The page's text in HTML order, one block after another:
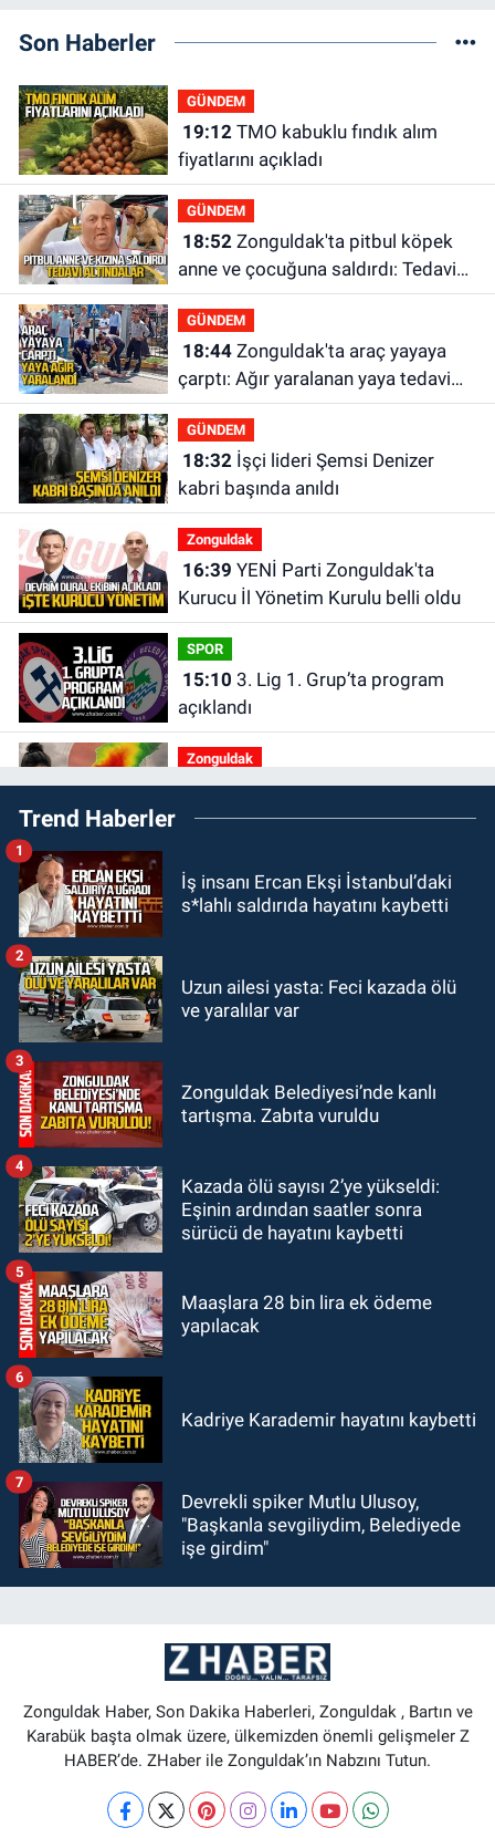
Son Haberler
GÜNDEM
19:12TMO kabuklu fındık alım
fiyatlarını açıkladı
GÜNDEM
18:52Zonguldak'ta pitbul köpek
anne ve çocuğuna saldırdı: Tedavi
altındalar
GÜNDEM
18:44Zonguldak'ta araç yayaya
çarptı: Ağır yaralanan yaya tedavi
altına alındı
GÜNDEM
18:32İşçi lideri Şemsi Denizer
kabri başında anıldı
Zonguldak
16:39
Kurucu İl Yönetim Kurulu belli oldu
SPOR
15:10
açıklandı
Zonguldak
14:44Zonguldak nefes alamıyor.
Hava kalitesi tehlikeli seviyede.
13:26
12:56Saffet Bozkurt'tan Bakan
12:49Ultraselmas’tan İl Emniyet
Trend Haberler
İş insanı Ercan Ekşi İstanbul’daki
s*lahlı saldırıda hayatını kaybetti
1
Uzun ailesi yasta: Feci kazada ölü
ve yaralılar var
2
Zonguldak Belediyesi’nde kanlı
tartışma. Zabıta vuruldu
3
Kazada ölü sayısı 2’ye yükseldi:
Eşinin ardından saatler sonra
sürücü de hayatını kaybetti
4
Maaşlara 28 bin lira ek ödeme
yapılacak
5
Kadriye Karademir hayatını kaybetti
6
Devrekli spiker Mutlu Ulusoy,
"Başkanla sevgiliydim, Belediyede
işe girdim"
7
Zonguldak Haber, Son Dakika Haberleri, Zonguldak , Bartın ve
Karabük başta olmak üzere, ülkemizden önemli gelişmeler Z
HABER’de. ZHaber ile Zonguldak’ın Nabzını Tutun.